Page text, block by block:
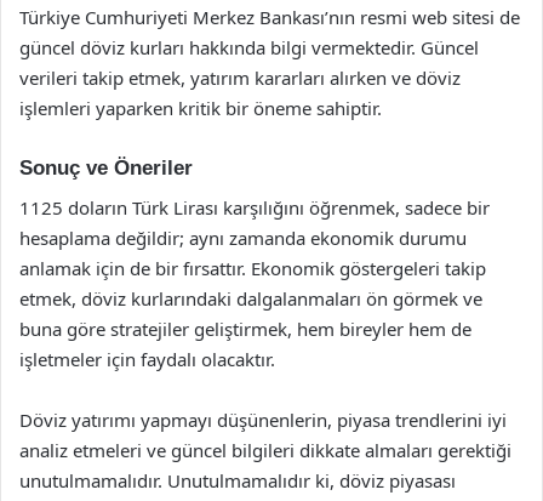
Türkiye Cumhuriyeti Merkez Bankası’nın resmi web sitesi de
güncel döviz kurları hakkında bilgi vermektedir. Güncel
verileri takip etmek, yatırım kararları alırken ve döviz
işlemleri yaparken kritik bir öneme sahiptir.
Sonuç ve Öneriler
1125 doların Türk Lirası karşılığını öğrenmek, sadece bir
hesaplama değildir; aynı zamanda ekonomik durumu
anlamak için de bir fırsattır. Ekonomik göstergeleri takip
etmek, döviz kurlarındaki dalgalanmaları ön görmek ve
buna göre stratejiler geliştirmek, hem bireyler hem de
işletmeler için faydalı olacaktır.
Döviz yatırımı yapmayı düşünenlerin, piyasa trendlerini iyi
analiz etmeleri ve güncel bilgileri dikkate almaları gerektiği
unutulmamalıdır. Unutulmamalıdır ki, döviz piyasası